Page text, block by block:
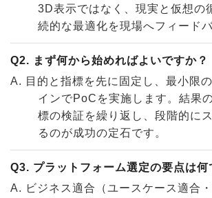
3D表示ではなく、現実と仮想の
続的な最適化を現場へフィード
Q2. まず何から始めればよいですか？
A. 目的と指標を先に固定し、最小限
インでPoCを実施します。結果
標の検証を繰り返し、段階的に
るのが成功の定石です。
Q3. プラットフォーム選定の要点は何
A. ビジネス適合（ユースケース適合